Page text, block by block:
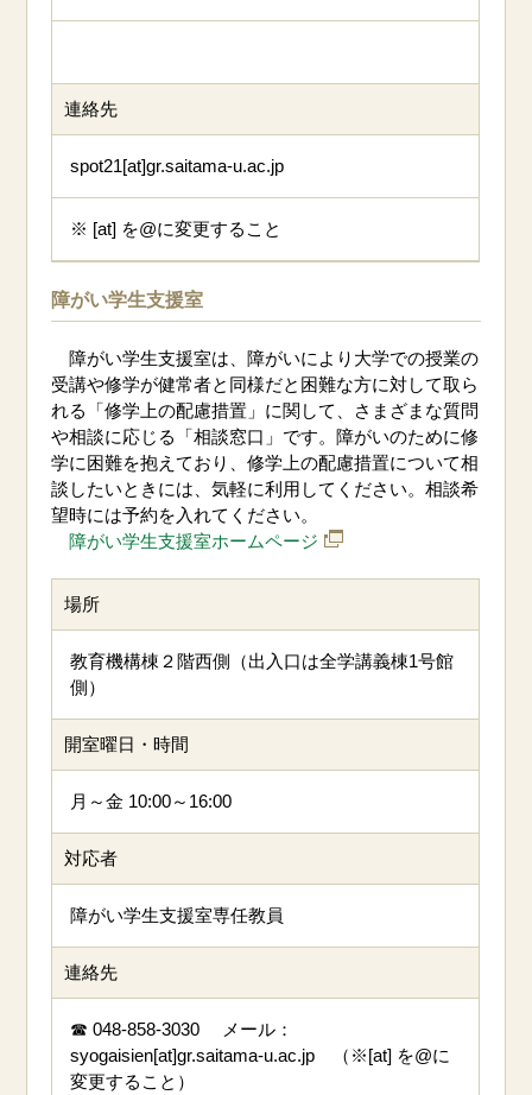
連絡先
spot21[at]gr.saitama-u.ac.jp
※ [at] を@に変更すること
障がい学生支援室
障がい学生支援室は、障がいにより大学での授業の
受講や修学が健常者と同様だと困難な方に対して取ら
れる「修学上の配慮措置」に関して、さまざまな質問
や相談に応じる「相談窓口」です。障がいのために修
学に困難を抱えており、修学上の配慮措置について相
談したいときには、気軽に利用してください。相談希
望時には予約を入れてください。
障がい学生支援室ホームページ
場所
教育機構棟２階西側（出入口は全学講義棟1号館
側）
開室曜日・時間
月～金 10:00～16:00
対応者
障がい学生支援室専任教員
連絡先
☎ 048-858-3030 メール：
syogaisien[at]gr.saitama-u.ac.jp （※[at] を@に
変更すること）